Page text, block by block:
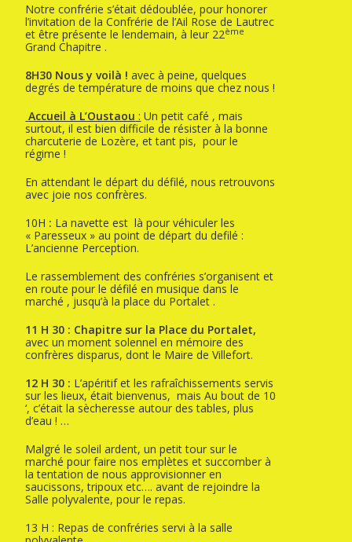
Notre confrérie s’était dédoublée, pour honorer
l’invitation de la Confrérie de l’Ail Rose de Lautrec
et être présente le lendemain, à leur 22ème
Grand Chapitre .
8H30 Nous y voilà ! avec à peine, quelques
degrés de température de moins que chez nous !
Accueil à L’Oustaou : Un petit café , mais
surtout, il est bien difficile de résister à la bonne
charcuterie de Lozère, et tant pis, pour le
régime !
En attendant le départ du défilé, nous retrouvons
avec joie nos confrères.
10H : La navette est là pour véhiculer les
« Paresseux » au point de départ du defilé :
L’ancienne Perception.
Le rassemblement des confréries s’organisent et
en route pour le défilé en musique dans le
marché , jusqu’à la place du Portalet .
11 H 30 : Chapitre sur la Place du Portalet,
avec un moment solennel en mémoire des
confrères disparus, dont le Maire de Villefort.
12 H 30 : L’apéritif et les rafraîchissements servis
sur les lieux, était bienvenus, mais Au bout de 10
‘, c’était la sècheresse autour des tables, plus
d’eau ! …
Malgré le soleil ardent, un petit tour sur le
marché pour faire nos emplètes et succomber à
la tentation de nous approvisionner en
saucissons, tripoux etc…. avant de rejoindre la
Salle polyvalente, pour le repas.
13 H : Repas de confréries servi à la salle